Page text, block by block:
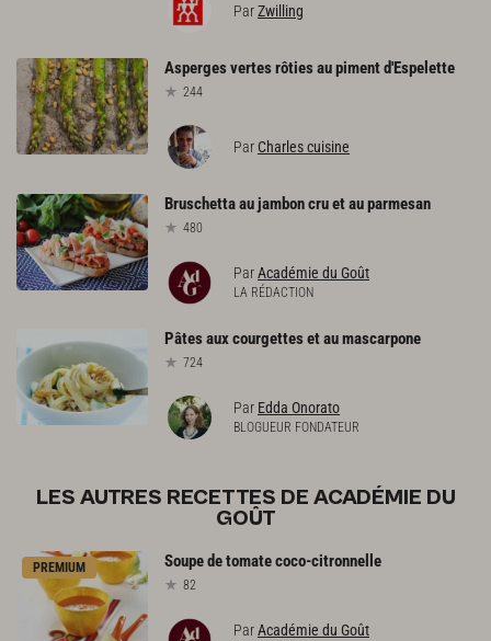
ParZwilling
Aspergesvertesrôtiesaupimentd'Espelette
244
Par Charles cuisine
Bruschettaaujamboncruetauparmesan
480
ParAcadémie du Goût
LA RÉDACTION
Pâtesauxcourgettesetaumascarpone
724
Par Edda Onorato
BLOGUEUR FONDATEUR
LES AUTRES RECETTES DE ACADÉMIE DU
GOÛT
PREMIUM Soupedetomatecoco-citronnelle
82
ParAcadémie du Goût